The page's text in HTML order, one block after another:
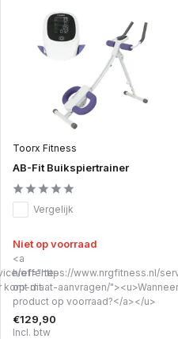
offerte-
komt dit
Toorx Fitness
AB-Fit Buikspiertrainer
Vergelijk
Niet op voorraad
<a
href="https://www.nrgfitness.nl/
op-maat-aanvragen/
product op voorraad?</a></u>
€129,90
Incl. btw